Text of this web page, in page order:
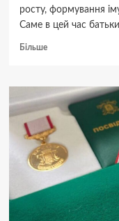
росту, формування
Саме в цей час
БільшеДокладніше
звертатися
до
педіатра:
тривожні
симптоми
у
дітей
5